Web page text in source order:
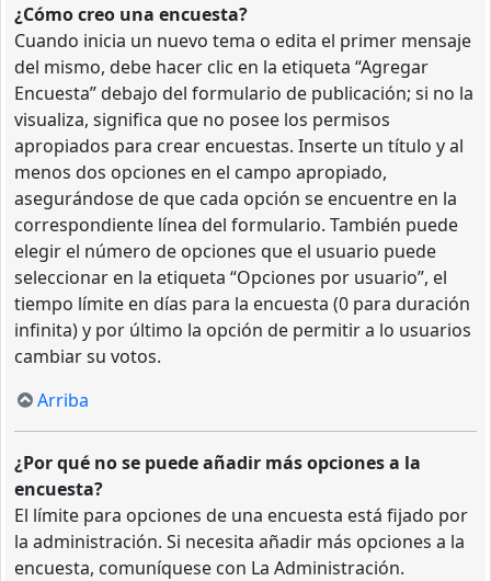
¿Cómo creo una encuesta?
Cuando inicia un nuevo tema o edita el primer mensaje
del mismo, debe hacer clic en la etiqueta “Agregar
Encuesta” debajo del formulario de publicación; si no la
visualiza, significa que no posee los permisos
apropiados para crear encuestas. Inserte un título y al
menos dos opciones en el campo apropiado,
asegurándose de que cada opción se encuentre en la
correspondiente línea del formulario. También puede
elegir el número de opciones que el usuario puede
seleccionar en la etiqueta “Opciones por usuario”, el
tiempo límite en días para la encuesta (0 para duración
infinita) y por último la opción de permitir a lo usuarios
cambiar su votos.
Arriba
¿Por qué no se puede añadir más opciones a la
encuesta?
El límite para opciones de una encuesta está fijado por
la administración. Si necesita añadir más opciones a la
encuesta, comuníquese con La Administración.